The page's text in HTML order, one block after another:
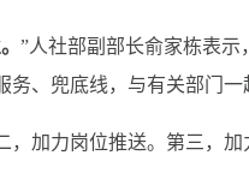
”人社部副部长俞家栋表
、兜底线，与有关部门一
加力岗位推送。第三，加